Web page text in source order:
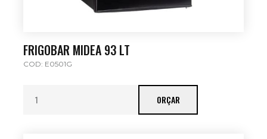
FRIGOBAR MIDEA 93 LT
COD: E0501G
ORÇAR